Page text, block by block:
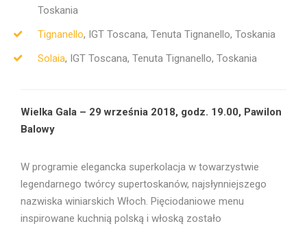
Toskania
Tignanello, IGT Toscana, Tenuta Tignanello, Toskania
Solaia, IGT Toscana, Tenuta Tignanello, Toskania
Wielka Gala – 29 września 2018, godz. 19.00, Pawilon
Balowy
W programie elegancka superkolacja w towarzystwie
legendarnego twórcy supertoskanów, najsłynniejszego
nazwiska winiarskich Włoch. Pięciodaniowe menu
inspirowane kuchnią polską i włoską zostało